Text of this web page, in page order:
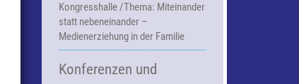
Kongresshalle /Thema: Miteinander
statt nebeneinander –
Medienerziehung in der Familie
Konferenzen und